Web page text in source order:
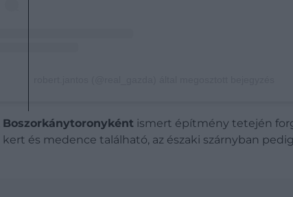
Boszorkánytoronyként ismert építmény tetején
kert és medence található, az északi szárnyban pedig